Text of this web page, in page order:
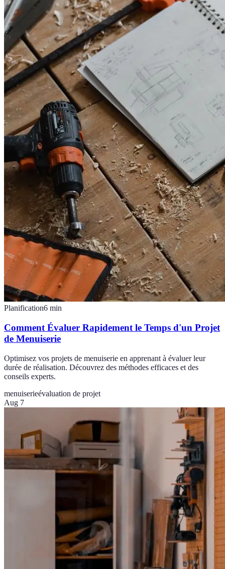
Planification6 min
Comment Évaluer Rapidement le Temps d'un Projet
de Menuiserie
Optimisez vos projets de menuiserie en apprenant à évaluer leur
durée de réalisation. Découvrez des méthodes efficaces et des
conseils experts.
menuiserieévaluation de projet
Aug 7